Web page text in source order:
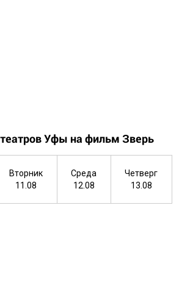
Уфы на фильм Зверь
Вторник
11.08
Среда
12.08
Четверг
13.08